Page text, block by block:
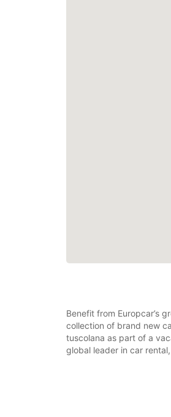
Benefit from Europcar’s
collection of brand new
tuscolana as part of a
global leader in car